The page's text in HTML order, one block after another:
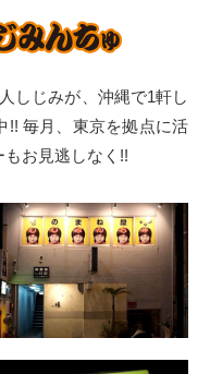
しじみが、沖縄で1軒し
!! 毎月、東京を拠点に活
お見逃しなく!!